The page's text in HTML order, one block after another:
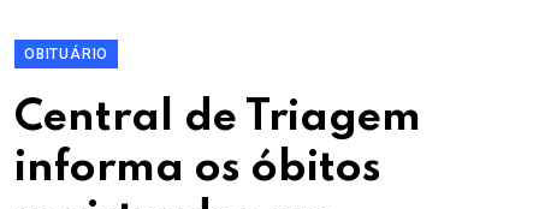
OBITUÁRIO
Central de Triagem
informa os óbitos